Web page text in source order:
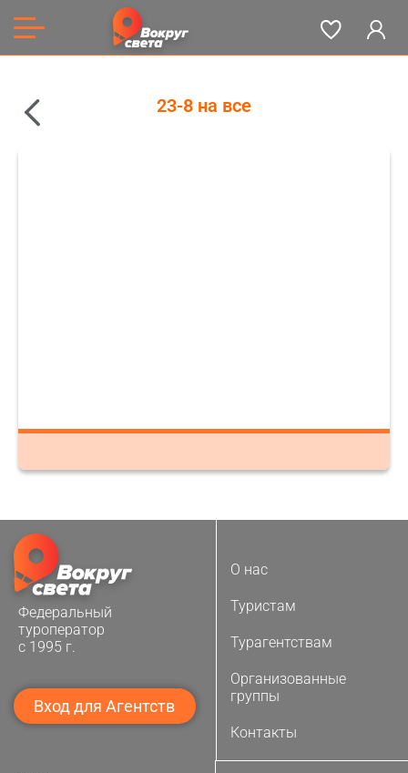
23-8 на все
Федеральный
туроператор
с 1995 г.
Вход для Агентств
О нас
Туристам
Турагентствам
Организованные
группы
Контакты